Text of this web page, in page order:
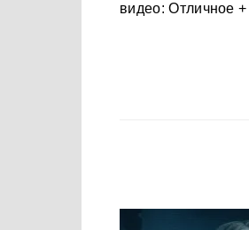
видео: Отличное